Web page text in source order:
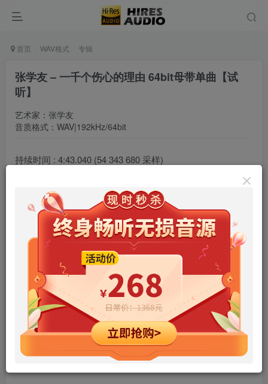
首页 WAV格式 专辑
张学友 – 一千个伤心的理由 64bit母带单曲【试
听】
艺术家：张学友
音质格式：WAV|192kHz/64bit
持续时间 : 4:43.040 (54 343 680 采样)
声道 : 2
采样比特 : 64 (floating-point)
比特率 : 24576 kbps
编解码 : PCM (浮点)
编码类型 : lossless
资源下载地址：
张学友 – 一千个伤心的理由